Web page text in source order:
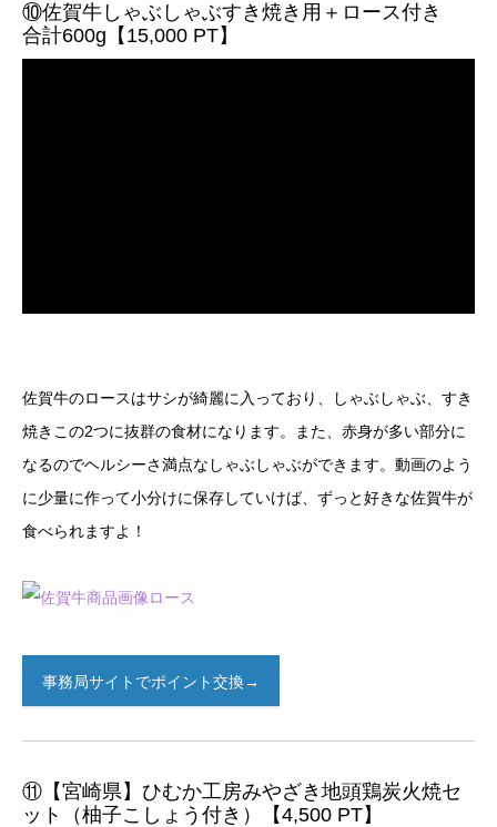
⑩佐賀牛しゃぶしゃぶすき焼き用＋ロース付き
合計600g【15,000 PT】
佐賀牛のロースはサシが綺麗に入っており、しゃぶしゃぶ、すき
焼きこの2つに抜群の食材になります。また、赤身が多い部分に
なるのでヘルシーさ満点なしゃぶしゃぶができます。動画のよう
に少量に作って小分けに保存していけば、ずっと好きな佐賀牛が
食べられますよ！
事務局サイトでポイント交換→
⑪【宮崎県】ひむか工房みやざき地頭鶏炭火焼セ
ット（柚子こしょう付き）【4,500 PT】